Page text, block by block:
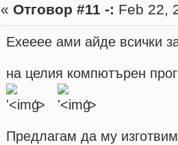
« Отговор #11 -: Feb 22,
Ехееее ами айде всички
на целия компютърен
'> '>
Предлагам да му